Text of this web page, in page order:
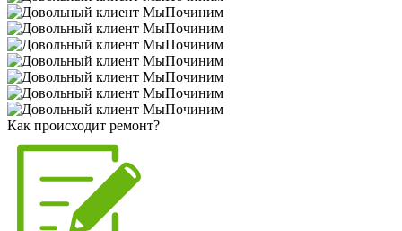
Как происходит ремонт?